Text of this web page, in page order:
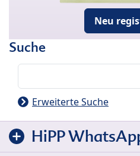
Neu
Suche
Erweiterte Suche
HiPP